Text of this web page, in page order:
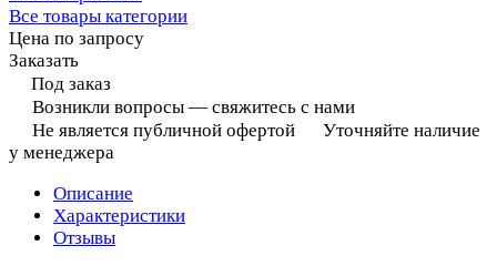
Все товары категории
Цена по запросу
Заказать
Под заказ
Возникли вопросы — свяжитесь с нами
Не является публичной офертой
Уточняйте наличие
у менеджера
Описание
Характеристики
Отзывы